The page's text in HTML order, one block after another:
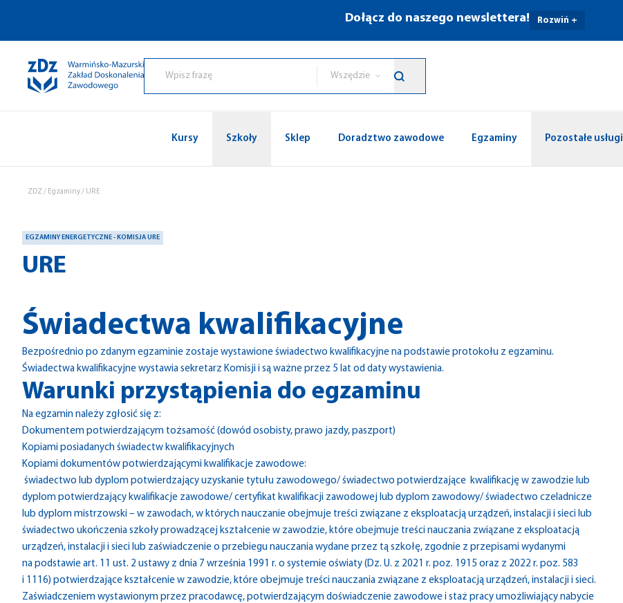
Dołącz do naszego newslettera! Rozwiń +
Wszędzie
Kursy Szkoły Sklep Doradztwo zawodowe Egzaminy Pozostałe usługi
ZDZ/ Egzaminy/ URE
EGZAMINY ENERGETYCZNE - KOMISJA URE
URE
Świadectwa kwalifikacyjne
Bezpośrednio po zdanym egzaminie zostaje wystawione świadectwo kwalifikacyjne na podstawie protokołu z egzaminu.
Świadectwa kwalifikacyjne wystawia sekretarz Komisji i są ważne przez 5 lat od daty wystawienia.
Warunki przystąpienia do egzaminu
Na egzamin należy zgłosić się z:
Dokumentem potwierdzającym tożsamość (dowód osobisty, prawo jazdy, paszport)
Kopiami posiadanych świadectw kwalifikacyjnych
Kopiami dokumentów potwierdzającymi kwalifikacje zawodowe:
świadectwo lub dyplom potwierdzający uzyskanie tytułu zawodowego/ świadectwo potwierdzające kwalifikację w zawodzie lub
dyplom potwierdzający kwalifikacje zawodowe/ certyfikat kwalifikacji zawodowej lub dyplom zawodowy/ świadectwo czeladnicze
lub dyplom mistrzowski – w zawodach, w których nauczanie obejmuje treści związane z eksploatacją urządzeń, instalacji i sieci lub
świadectwo ukończenia szkoły prowadzącej kształcenie w zawodzie, które obejmuje treści nauczania związane z eksploatacją
urządzeń, instalacji i sieci lub zaświadczenie o przebiegu nauczania wydane przez tą szkołę, zgodnie z przepisami wydanymi
na podstawie art. 11 ust. 2 ustawy z dnia 7 września 1991 r. o systemie oświaty (Dz. U. z 2021 r. poz. 1915 oraz z 2022 r. poz. 583
i 1116) potwierdzające kształcenie w zawodzie, które obejmuje treści nauczania związane z eksploatacją urządzeń, instalacji i sieci.
Zaświadczeniem wystawionym przez pracodawcę, potwierdzającym doświadczenie zawodowe i staż pracy umożliwiający nabycie